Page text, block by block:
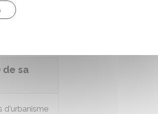
de sa
d'urbanisme